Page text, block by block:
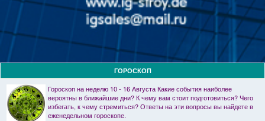
ГОРОСКОП
Гороскоп на неделю 10 - 16 Августа Какие события наиболее
вероятны в ближайшие дни? К чему вам стоит подготовиться? Чего
избегать, к чему стремиться? Ответы на эти вопросы вы найдете в
еженедельном гороскопе.